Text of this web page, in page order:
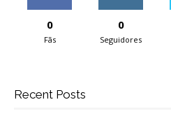
0
Fãs
0
Seguidores
Recent Posts